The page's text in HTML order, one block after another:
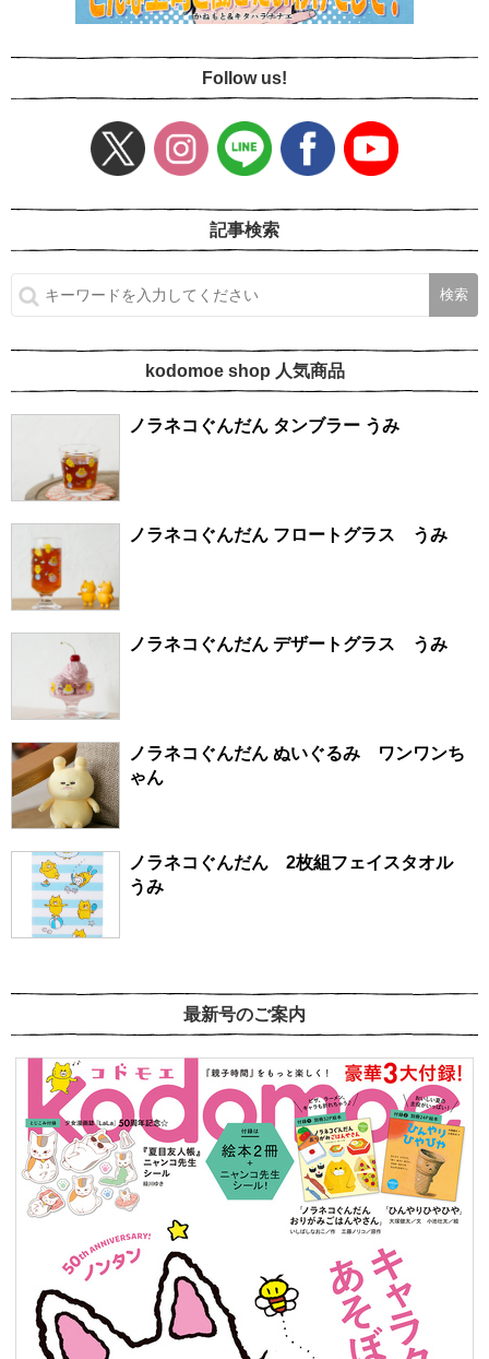
Follow us!
記事検索
kodomoe shop 人気商品
ノラネコぐんだん タンブラー うみ
ノラネコぐんだん フロートグラス うみ
ノラネコぐんだん デザートグラス うみ
ノラネコぐんだん ぬいぐるみ ワンワンち
ゃん
ノラネコぐんだん 2枚組フェイスタオル
うみ
最新号のご案内